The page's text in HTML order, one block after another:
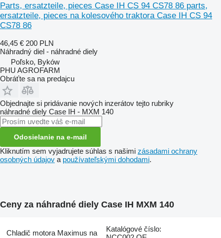
Parts, ersatzteile, pieces Case IH CS 94 CS78 86 parts,
ersatzteile, pieces na kolesového traktora Case IH CS 94
CS78 86
46,45 € 200 PLN
Náhradný diel - náhradné diely
Poľsko, Byków
PHU AGROFARM
Obráťte sa na predajcu
Objednajte si pridávanie nových inzerátov tejto rubriky
náhradné diely Case IH - MXM 140
Odosielanie na e-mail
Kliknutím sem vyjadrujete súhlas s našimi zásadami ochrany
osobných údajov a používateľskými dohodami.
Ceny za náhradné diely Case IH MXM 140
Chladič motora Maximus na
Katalógové číslo: